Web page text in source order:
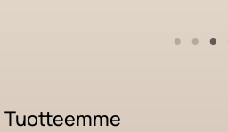
Tuotteemme